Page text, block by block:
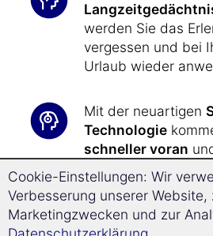
werden Sie das
vergessen und bei
Urlaub wieder
Mit der neuartigen
Technologie
schneller voran
besser
In kürzester Zeit
sprachliche
Cookie-Einstellungen: Wir
Verbesserung unserer Website,
Marketingzwecken und zur